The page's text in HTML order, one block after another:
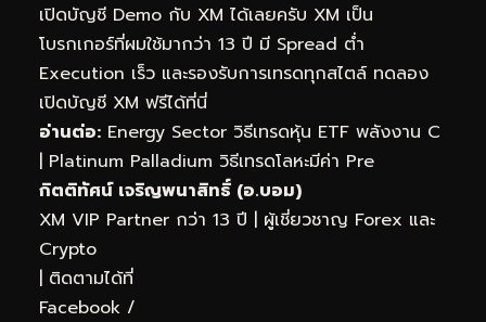
เปิดบัญชี Demo กับ XM ได้เลยครับ XM เป็น
โบรกเกอร์ที่ผมใช้มากว่า 13 ปี มี Spread ต่ำ
Execution เร็ว และรองรับการเทรดทุกสไตล์ ทดลอง
เปิดบัญชี XM ฟรีได้ที่นี่
อ่านต่อ: Energy Sector วิธีเทรดหุ้น ETF พลังงาน C
| Platinum Palladium วิธีเทรดโลหะมีค่า Pre
กิตติทัศน์ เจริญพนาสิทธิ์ (อ.บอม)
XM VIP Partner กว่า 13 ปี | ผู้เชี่ยวชาญ Forex และ
Crypto
| ติดตามได้ที่
Facebook /